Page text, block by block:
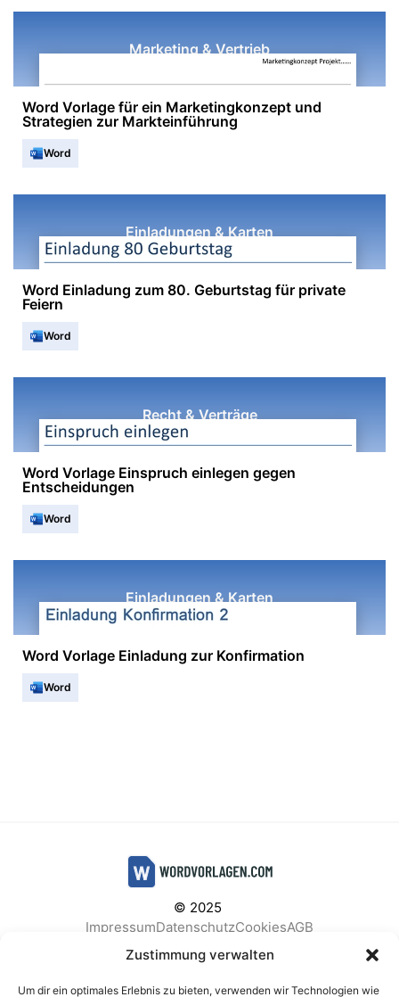
Zustimmung verwalten
Um dir ein optimales Erlebnis zu bieten, verwenden wir Technologien wie
Marketing & Vertrieb
Word Vorlage für ein Marketingkonzept und
Strategien zur Markteinführung
Word
Einladungen & Karten
Word Einladung zum 80. Geburtstag für private
Feiern
Word
Recht & Verträge
Word Vorlage Einspruch einlegen gegen
Entscheidungen
Word
Einladungen & Karten
Word Vorlage Einladung zur Konfirmation
Word
© 2025
ImpressumDatenschutzCookiesAGB
Facebook
Instagram